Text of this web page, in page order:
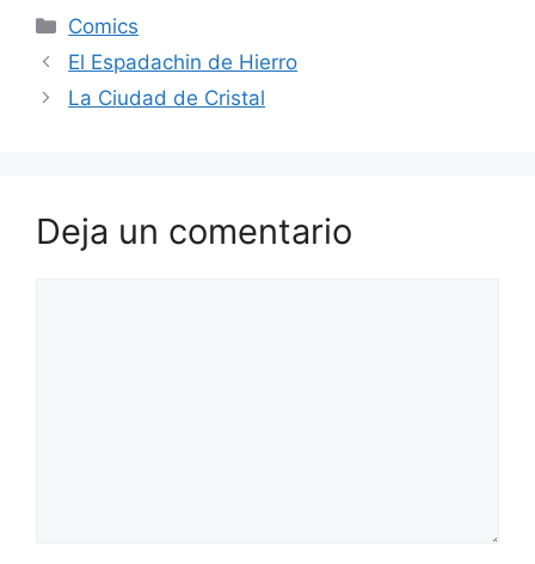
Categorías
Comics
El Espadachin de Hierro
La Ciudad de Cristal
Deja un comentario